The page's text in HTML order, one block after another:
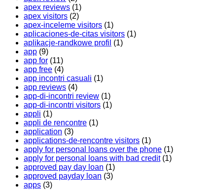
apex reviews (1)
apex visitors (2)
apex-inceleme visitors (1)
aplicaciones-de-citas visitors (1)
aplikacje-randkowe profil (1)
app (9)
app for (11)
app free (4)
app incontri casuali (1)
app reviews (4)
app-di-incontri review (1)
app-di-incontri visitors (1)
appli (1)
appli de rencontre (1)
application (3)
applications-de-rencontre visitors (1)
apply for personal loans over the phone (1)
apply for personal loans with bad credit(1)
approved pay day loan (1)
approved payday loan (3)
apps (3)